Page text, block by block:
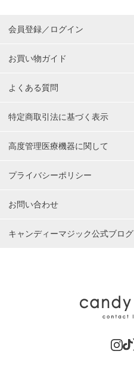
会員登録／ログイン
お買い物ガイド
よくある質問
特定商取引法に基づく表示
高度管理医療機器に関して
プライバシーポリシー
お問い合わせ
キャンディーマジック公式ブログ